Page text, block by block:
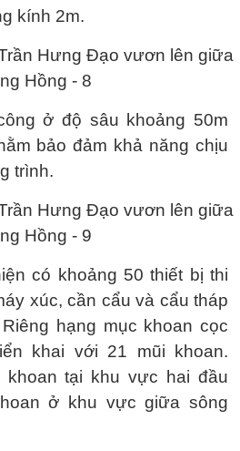
kính 2m.
ở độ sâu khoảng 50m
bảo đảm khả năng chịu
trình.
có khoảng 50 thiết bị thi
xúc, cần cẩu và cẩu tháp
hạng mục khoan cọc
khai với 21 mũi khoan.
tại khu vực hai đầu
ở khu vực giữa sông